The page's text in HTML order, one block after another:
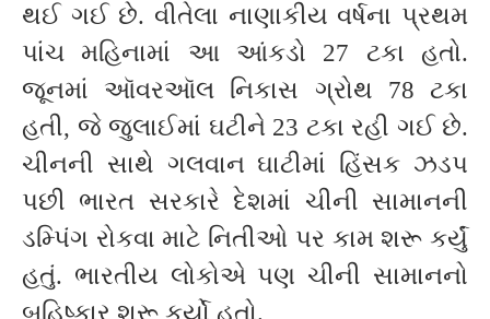
થઈ ગઈ છે. વીતેલા નાણાકીય વર્ષના પ્રથમ
પાંચ મહિનામાં આ આંકડો 27 ટકા હતો.
જૂનમાં ઑવરઑલ નિકાસ ગ્રોથ 78 ટકા
હતી, જે જુલાઈમાં ઘટીને 23 ટકા રહી ગઈ છે.
ચીનની સાથે ગલવાન ઘાટીમાં હિંસક ઝડપ
પછી ભારત સરકારે દેશમાં ચીની સામાનની
ડમ્પિંગ રોકવા માટે નિતીઓ પર કામ શરૂ કર્યું
હતું. ભારતીય લોકોએ પણ ચીની સામાનનો
બહિષ્કાર શરૂ કર્યો હતો.